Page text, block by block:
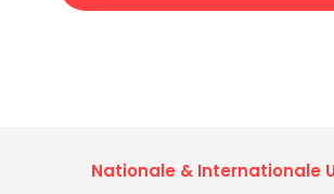
Nationale & Internationale